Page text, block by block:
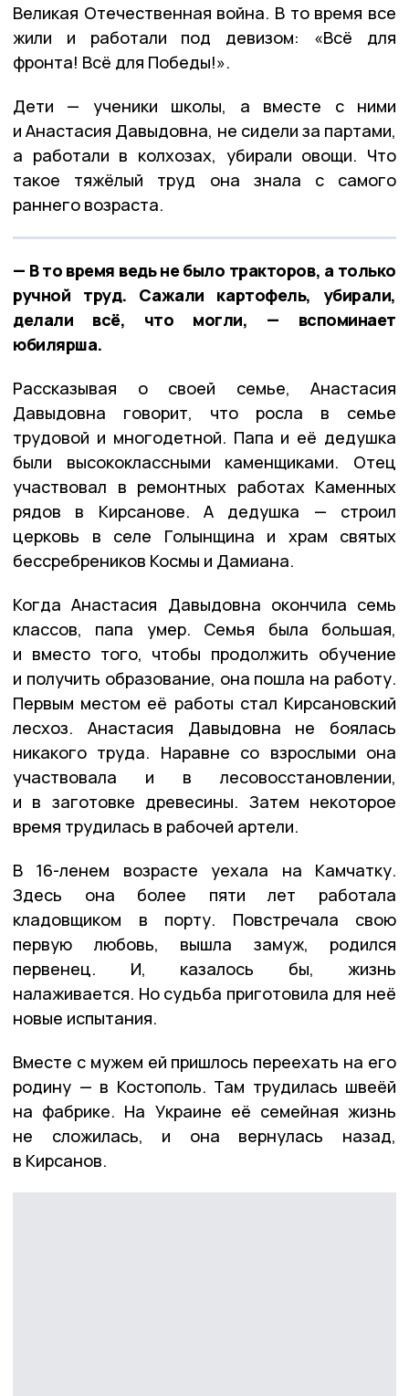
Великая Отечественная война. В то время все
жили и работали под девизом: «Всё для
фронта! Всё для Победы!».
Дети — ученики школы, а вместе с ними
и Анастасия Давыдовна, не сидели за партами,
а работали в колхозах, убирали овощи. Что
такое тяжёлый труд она знала с самого
раннего возраста.
— В то время ведь не было тракторов, а только
ручной труд. Сажали картофель, убирали,
делали всё, что могли, — вспоминает
юбилярша.
Рассказывая о своей семье, Анастасия
Давыдовна говорит, что росла в семье
трудовой и многодетной. Папа и её дедушка
были высококлассными каменщиками. Отец
участвовал в ремонтных работах Каменных
рядов в Кирсанове. А дедушка — строил
церковь в селе Голынщина и храм святых
бессребреников Космы и Дамиана.
Когда Анастасия Давыдовна окончила семь
классов, папа умер. Семья была большая,
и вместо того, чтобы продолжить обучение
и получить образование, она пошла на работу.
Первым местом её работы стал Кирсановский
лесхоз. Анастасия Давыдовна не боялась
никакого труда. Наравне со взрослыми она
участвовала и в лесовосстановлении,
и в заготовке древесины. Затем некоторое
время трудилась в рабочей артели.
В 16-ленем возрасте уехала на Камчатку.
Здесь она более пяти лет работала
кладовщиком в порту. Повстречала свою
первую любовь, вышла замуж, родился
первенец. И, казалось бы, жизнь
налаживается. Но судьба приготовила для неё
новые испытания.
Вместе с мужем ей пришлось переехать на его
родину — в Костополь. Там трудилась швеёй
на фабрике. На Украине её семейная жизнь
не сложилась, и она вернулась назад,
в Кирсанов.